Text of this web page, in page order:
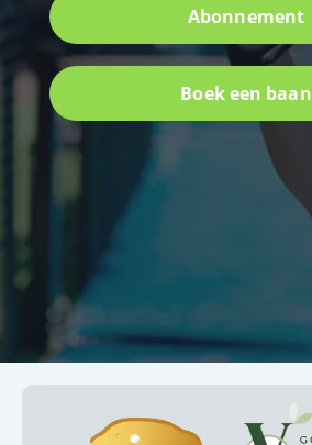
Abonnement
Boek een baan